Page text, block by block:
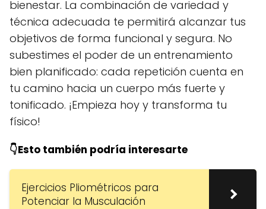
bienestar. La combinación de variedad y
técnica adecuada te permitirá alcanzar tus
objetivos de forma funcional y segura. No
subestimes el poder de un entrenamiento
bien planificado: cada repetición cuenta en
tu camino hacia un cuerpo más fuerte y
tonificado. ¡Empieza hoy y transforma tu
físico!
👇Esto también podría interesarte
Ejercicios Pliométricos para
Potenciar la Musculación